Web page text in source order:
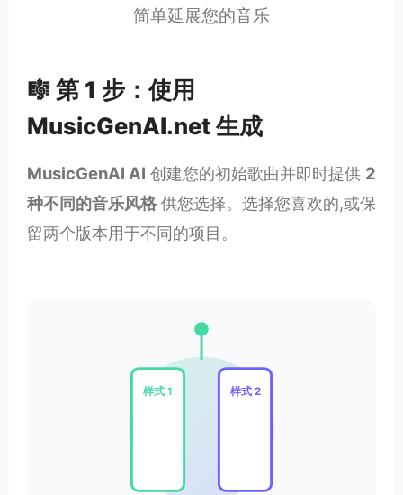
简单延展您的音乐
🎼 第 1 步：使用
MusicGenAI.net 生成
MusicGenAI AI 创建您的初始歌曲并即时提供 2
种不同的音乐风格 供您选择。选择您喜欢的,或保
留两个版本用于不同的项目。
样式 1 样式 2